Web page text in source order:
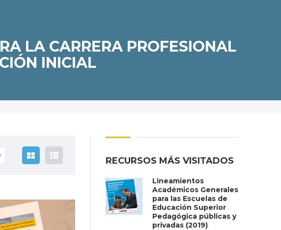
LA CARRERA PROFESIONAL
INICIAL
RECURSOS MÁS VISITADOS
Lineamientos
Académicos Generales
para las Escuelas de
Educación Superior
Pedagógica públicas y
privadas (2019)